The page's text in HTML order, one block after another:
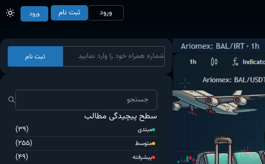
ورود ثبت نام ورود
ثبت نام
سطح پیچیدگی مطالب
مبتدی (39)
متوسط (255)
پیشرفته (49)